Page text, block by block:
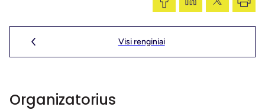
Visi renginiai
Organizatorius